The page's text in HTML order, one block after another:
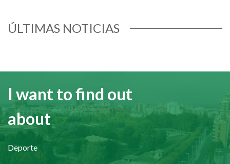
ÚLTIMAS NOTICIAS
I want to find out
about
Deporte